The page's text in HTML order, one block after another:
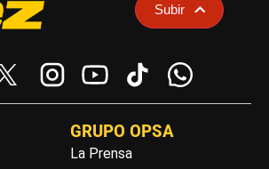
Subir
GRUPO OPSA
La Prensa